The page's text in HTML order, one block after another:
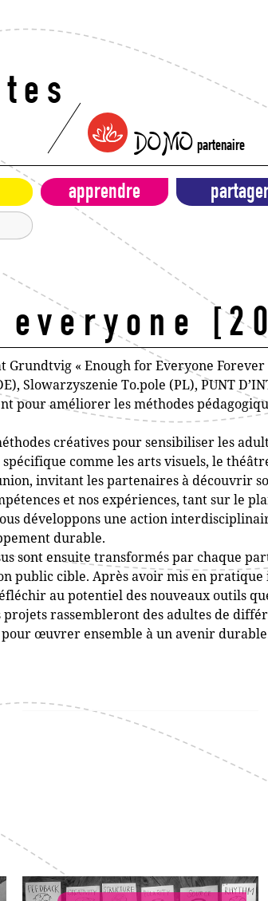
DOMO partenaire
apprendre
« Enough for Everyone
Slowarzyszenie To.pole (PL), PUNT
pour améliorer les méthodes
créatives pour sensibiliser les
comme les arts visuels, le
invitant les partenaires à découvrir
et nos expériences, tant sur le
développons une action
durable.
sont ensuite transformés par chaque
public cible. Après avoir mis en
au potentiel des nouveaux outils
rassembleront des adultes de
pour œuvrer ensemble à un avenir